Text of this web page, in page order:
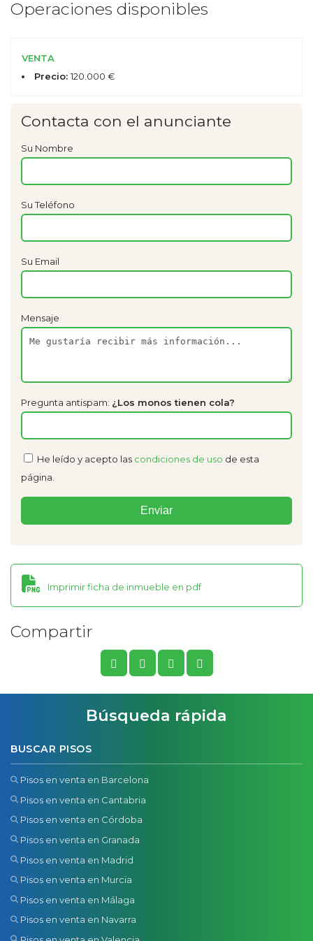
Operaciones disponibles
VENTA
Precio: 120.000 €
Contacta con el anunciante
Su Nombre
Su Teléfono
Su Email
Mensaje
Pregunta antispam: ¿Los monos tienen cola?
He leído y acepto las condiciones de uso de esta
página.
Imprimir ficha de inmueble en pdf
Compartir
Búsqueda rápida
BUSCAR PISOS
Pisos en venta en Barcelona
Pisos en venta en Cantabria
Pisos en venta en Córdoba
Pisos en venta en Granada
Pisos en venta en Madrid
Pisos en venta en Murcia
Pisos en venta en Málaga
Pisos en venta en Navarra